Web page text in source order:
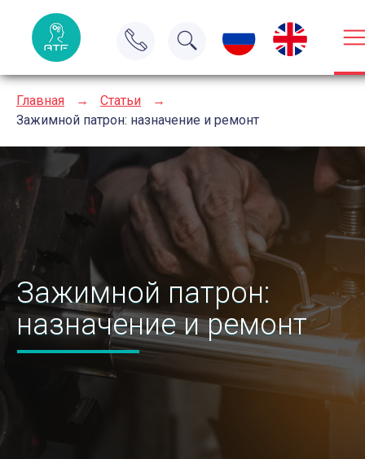
Главная → Статьи
→
Зажимной патрон: назначение и ремонт
Зажимной патрон:
назначение и ремонт